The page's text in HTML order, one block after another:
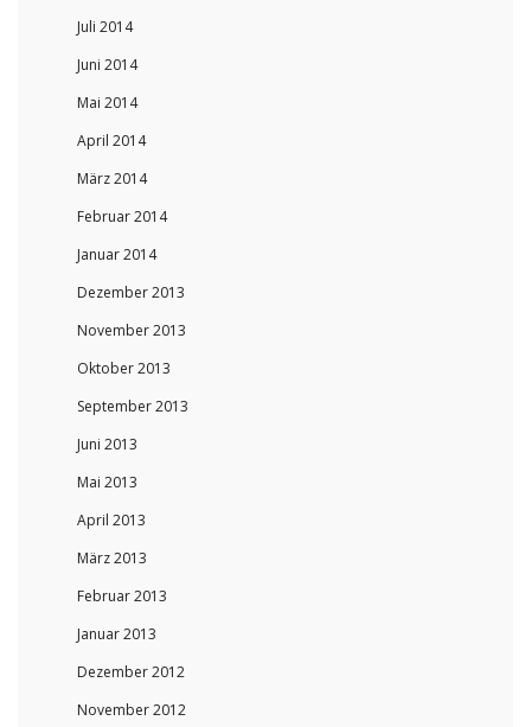
Juli 2014
Juni 2014
Mai 2014
April 2014
März 2014
Februar 2014
Januar 2014
Dezember 2013
November 2013
Oktober 2013
September 2013
Juni 2013
Mai 2013
April 2013
März 2013
Februar 2013
Januar 2013
Dezember 2012
November 2012